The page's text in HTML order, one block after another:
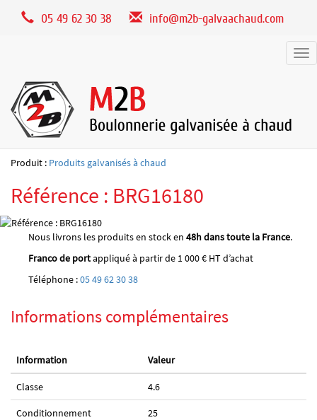
05 49 62 30 38 info@m2b-galvaachaud.com
Produit : Produits galvanisés à chaud
Référence : BRG16180
Nous livrons les produits en stock en 48h dans toute la France.
Franco de portappliqué à partir de 1 000 € HT d’achat
Téléphone :05 49 62 30 38
Informations complémentaires
Information Valeur
Classe 4.6
Conditionnement 25